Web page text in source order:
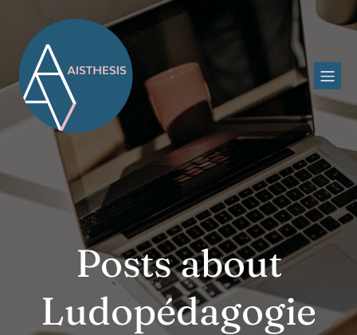
Posts about
Ludopédagogie